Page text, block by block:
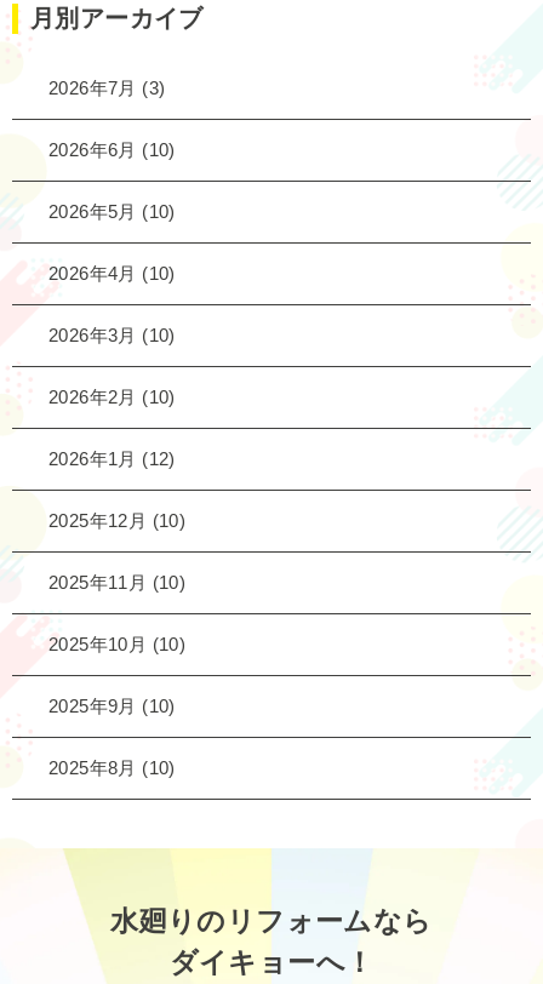
月別アーカイブ
2026年7月 (3)
2026年6月 (10)
2026年5月 (10)
2026年4月 (10)
2026年3月 (10)
2026年2月 (10)
2026年1月 (12)
2025年12月 (10)
2025年11月 (10)
2025年10月 (10)
2025年9月 (10)
2025年8月 (10)
水廻りのリフォームなら
ダイキョーへ！